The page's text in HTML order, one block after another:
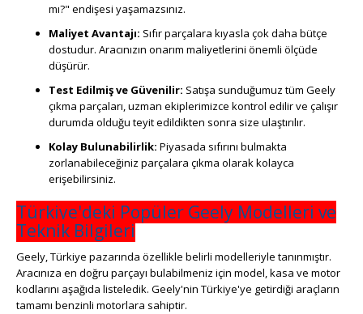
mı?" endişesi yaşamazsınız.
Maliyet Avantajı: Sıfır parçalara kıyasla çok daha bütçe
dostudur. Aracınızın onarım maliyetlerini önemli ölçüde
düşürür.
Test Edilmiş ve Güvenilir: Satışa sunduğumuz tüm Geely
çıkma parçaları, uzman ekiplerimizce kontrol edilir ve çalışır
durumda olduğu teyit edildikten sonra size ulaştırılır.
Kolay Bulunabilirlik: Piyasada sıfırını bulmakta
zorlanabileceğiniz parçalara çıkma olarak kolayca
erişebilirsiniz.
Türkiye'deki Popüler Geely Modelleri ve
Teknik Bilgileri
Geely, Türkiye pazarında özellikle belirli modelleriyle tanınmıştır.
Aracınıza en doğru parçayı bulabilmeniz için model, kasa ve motor
kodlarını aşağıda listeledik. Geely'nin Türkiye'ye getirdiği araçların
tamamı benzinli motorlara sahiptir.